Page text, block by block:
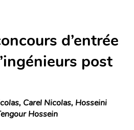
d’entrée
post
Carel Nicolas, Hosseini
Hossein